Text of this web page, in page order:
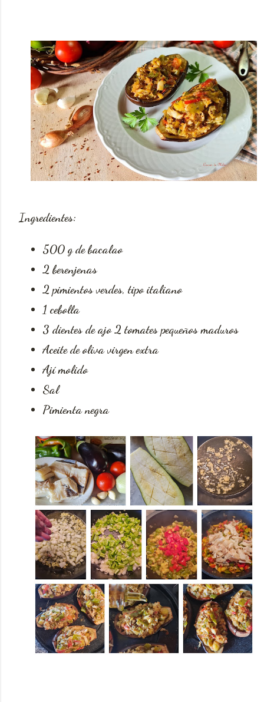
Ingredientes:
500 g de bacalao
2 berenjenas
2 pimientos verdes, tipo italiano
1 cebolla
3 dientes de ajo 2 tomates pequeños maduros
Aceite de oliva virgen extra
Ají molido
Sal
Pimienta negra